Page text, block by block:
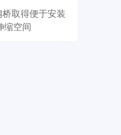
取得便于安装
缩空间